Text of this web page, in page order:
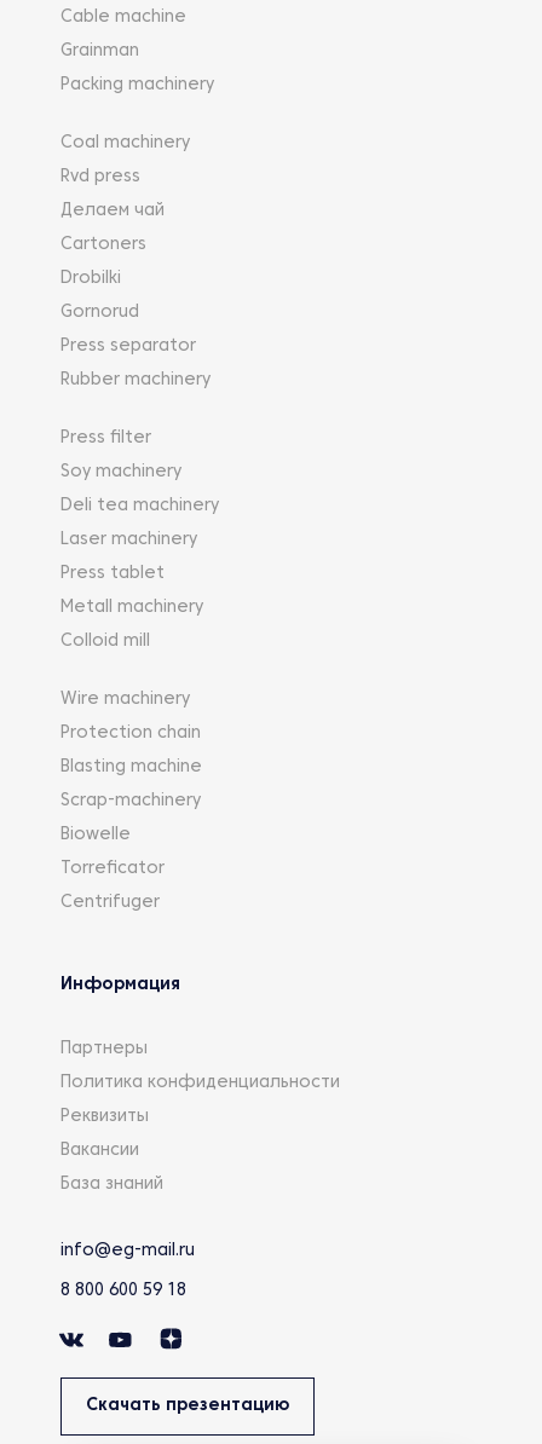
Cable machine
Grainman
Packing machinery
Coal machinery
Rvd press
Делаем чай
Cartoners
Drobilki
Gornorud
Press separator
Rubber machinery
Press filter
Soy machinery
Deli tea machinery
Laser machinery
Press tablet
Metall machinery
Colloid mill
Wire machinery
Protection chain
Blasting machine
Scrap-machinery
Biowelle
Torreficator
Centrifuger
Информация
Партнеры
Политика конфиденциальности
Реквизиты
Вакансии
База знаний
info@eg-mail.ru
8 800 600 59 18
Скачать презентацию